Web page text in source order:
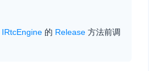
IRtcEngine 的 Release 方法前调